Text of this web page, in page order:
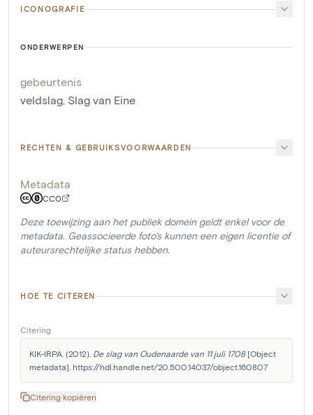
ICONOGRAFIE
ONDERWERPEN
gebeurtenis
veldslag, Slag van Eine
RECHTEN & GEBRUIKSVOORWAARDEN
Metadata
CC0
Deze toewijzing aan het publiek domein geldt enkel voor de
metadata. Geassocieerde foto's kunnen een eigen licentie of
auteursrechtelijke status hebben.
HOE TE CITEREN
Citering
KIK-IRPA. (2012). De slag van Oudenaarde van 11 juli 1708 [Object
metadata]. https://hdl.handle.net/20.500.14037/object.160807
Citering kopiëren